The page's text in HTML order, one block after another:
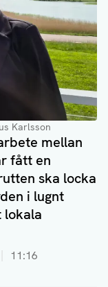
Karlsson
mellan
fått en
ska locka
i lugnt
lokala
11:16